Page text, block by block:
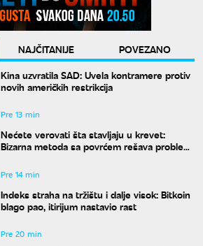
NAJČITANIJE
POVEZANO
Kina uzvratila SAD: Uvela kontramere protiv
novih američkih restrikcija
Pre 13 min
Nećete verovati šta stavljaju u krevet:
Bizarna metoda sa povrćem rešava problem
Pre 14 min
Indeks straha na tržištu i dalje visok: Bitkoin
blago pao, itirijum nastavio rast
Pre 20 min